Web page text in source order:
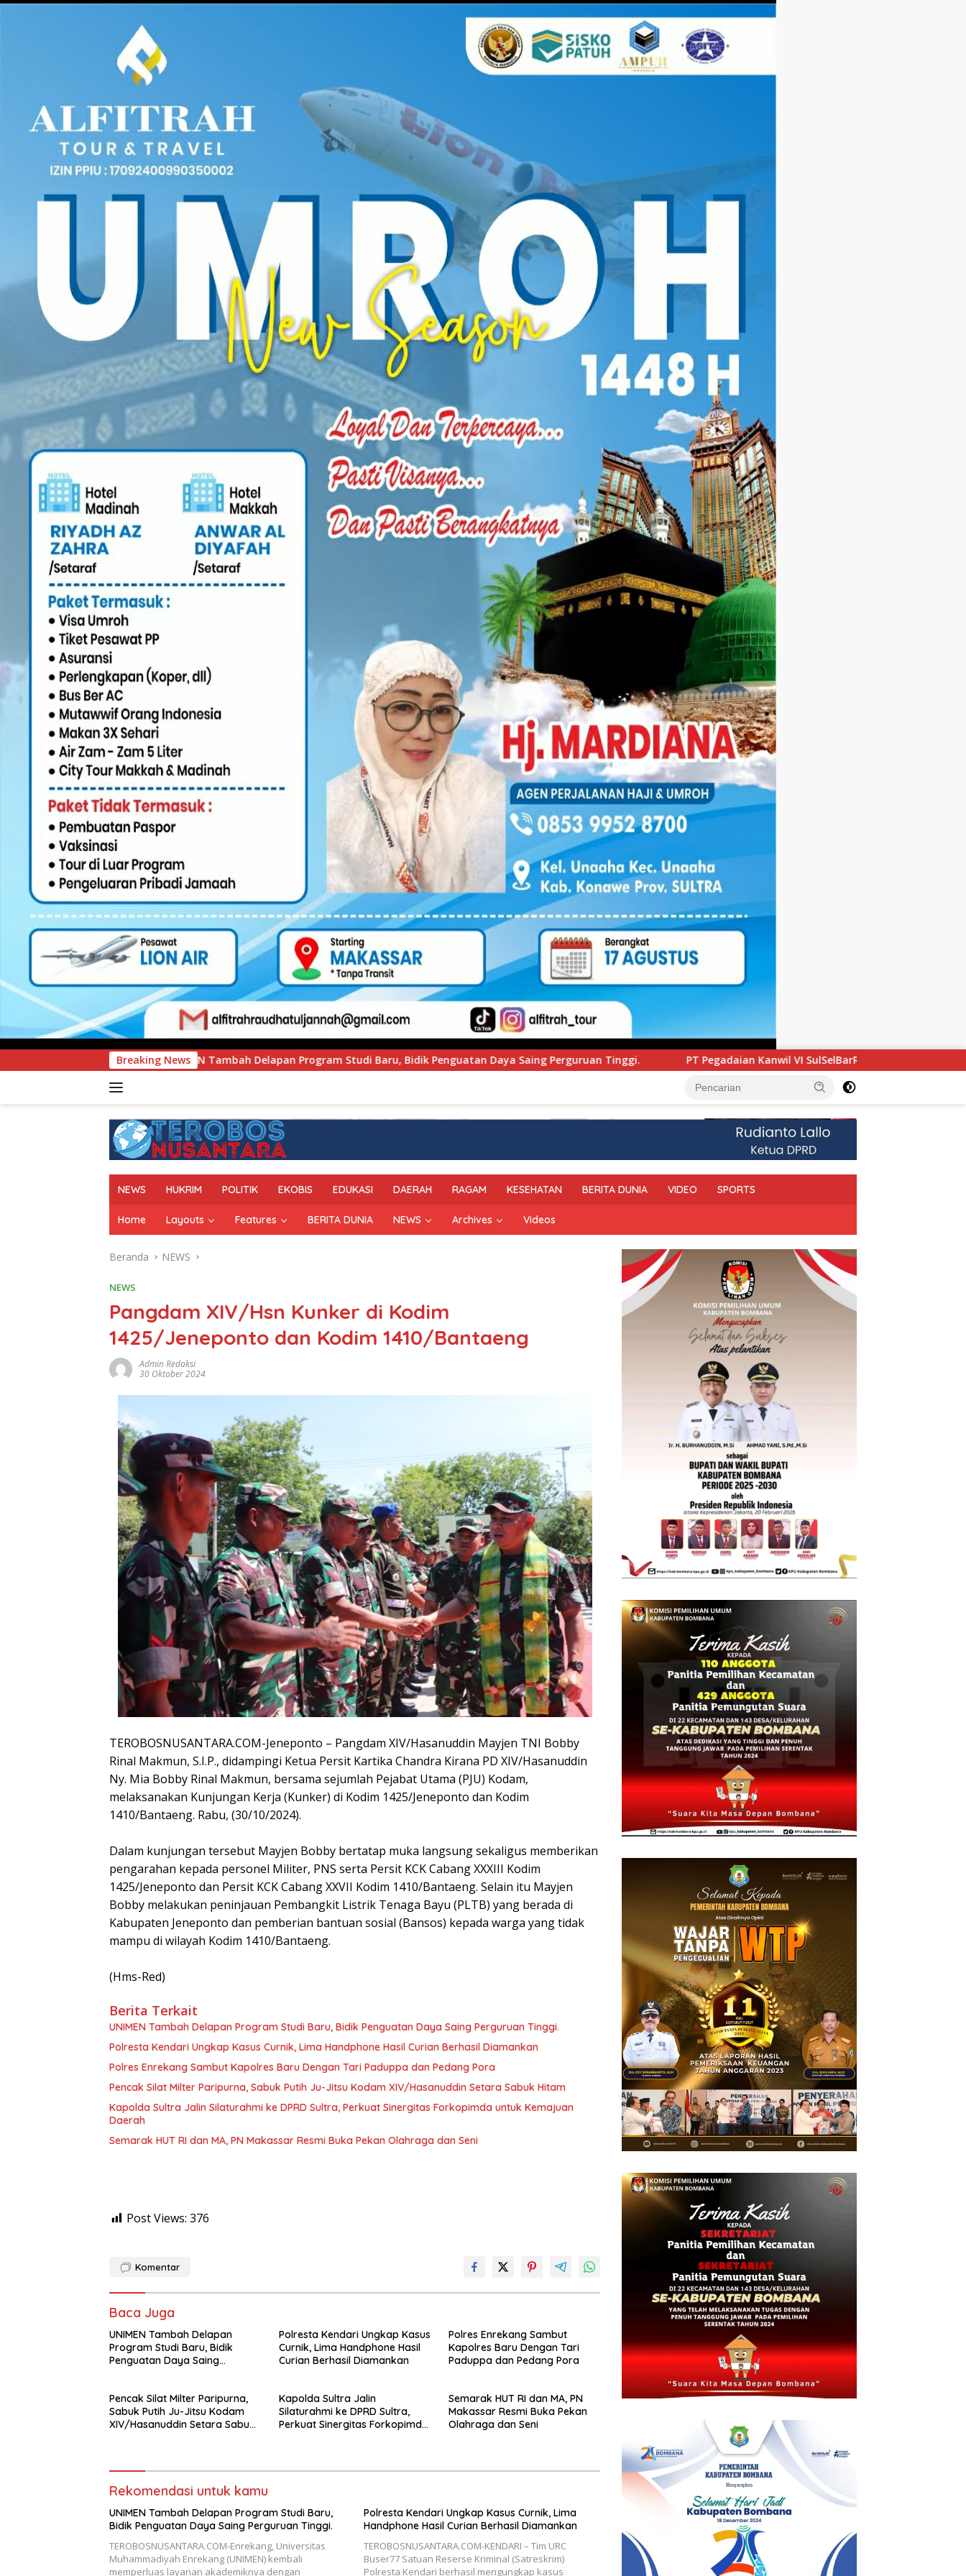
Langsung
ke
Breaking News
Tambah Delapan Program Studi Baru, Bidik Penguatan Daya Saing Perguruan Tinggi. PT Pegadaian Kanwil VI SulSelBarRa Maluku Luncurkan Program PANDE EMAS untuk
NEWS HUKRIM POLITIK EKOBIS EDUKASI DAERAH RAGAM KESEHATAN BERITA DUNIA VIDEO SPORTS
Home Layouts Features BERITA DUNIA NEWS Archives Videos
Beranda NEWS
NEWS
Pangdam XIV/Hsn Kunker di Kodim
1425/Jeneponto dan Kodim 1410/Bantaeng
Admin Redaksi
30 Oktober 2024
TEROBOSNUSANTARA.COM-Jeneponto – Pangdam XIV/Hasanuddin Mayjen TNI Bobby
Rinal Makmun, S.I.P., didampingi Ketua Persit Kartika Chandra Kirana PD XIV/Hasanuddin
Ny. Mia Bobby Rinal Makmun, bersama sejumlah Pejabat Utama (PJU) Kodam,
melaksanakan Kunjungan Kerja (Kunker) di Kodim 1425/Jeneponto dan Kodim
1410/Bantaeng. Rabu, (30/10/2024).
Dalam kunjungan tersebut Mayjen Bobby bertatap muka langsung sekaligus memberikan
pengarahan kepada personel Militer, PNS serta Persit KCK Cabang XXXIII Kodim
1425/Jeneponto dan Persit KCK Cabang XXVII Kodim 1410/Bantaeng. Selain itu Mayjen
Bobby melakukan peninjauan Pembangkit Listrik Tenaga Bayu (PLTB) yang berada di
Kabupaten Jeneponto dan pemberian bantuan sosial (Bansos) kepada warga yang tidak
mampu di wilayah Kodim 1410/Bantaeng.
(Hms-Red)
Berita Terkait
UNIMEN Tambah Delapan Program Studi Baru, Bidik Penguatan Daya Saing Perguruan Tinggi.
Polresta Kendari Ungkap Kasus Curnik, Lima Handphone Hasil Curian Berhasil Diamankan
Polres Enrekang Sambut Kapolres Baru Dengan Tari Paduppa dan Pedang Pora
Pencak Silat Milter Paripurna, Sabuk Putih Ju-Jitsu Kodam XIV/Hasanuddin Setara Sabuk Hitam
Kapolda Sultra Jalin Silaturahmi ke DPRD Sultra, Perkuat Sinergitas Forkopimda untuk Kemajuan
Daerah
Semarak HUT RI dan MA, PN Makassar Resmi Buka Pekan Olahraga dan Seni
Post Views: 376
Komentar
Baca Juga
UNIMEN Tambah Delapan
Program Studi Baru, Bidik
Penguatan Daya Saing
Polresta Kendari Ungkap Kasus
Curnik, Lima Handphone Hasil
Curian Berhasil Diamankan
Polres Enrekang Sambut
Kapolres Baru Dengan Tari
Paduppa dan Pedang Pora
Pencak Silat Milter Paripurna,
Sabuk Putih Ju-Jitsu Kodam
XIV/Hasanuddin Setara Sabuk
Kapolda Sultra Jalin
Silaturahmi ke DPRD Sultra,
Perkuat Sinergitas Forkopimda
Semarak HUT RI dan MA, PN
Makassar Resmi Buka Pekan
Olahraga dan Seni
Rekomendasi untuk kamu
UNIMEN Tambah Delapan Program Studi Baru,
Bidik Penguatan Daya Saing Perguruan Tinggi.
TEROBOSNUSANTARA.COM-Enrekang, Universitas
Muhammadiyah Enrekang (UNIMEN) kembali
memperluas layanan akademiknya dengan
Polresta Kendari Ungkap Kasus Curnik, Lima
Handphone Hasil Curian Berhasil Diamankan
TEROBOSNUSANTARA.COM-KENDARI – Tim URC
Buser77 Satuan Reserse Kriminal (Satreskrim)
Polresta Kendari berhasil mengungkap kasus